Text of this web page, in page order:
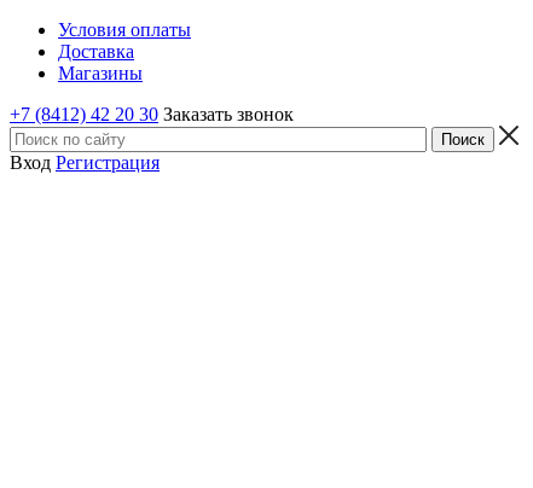
Условия оплаты
Доставка
Магазины
+7 (8412) 42 20 30 Заказать звонок
Вход Регистрация